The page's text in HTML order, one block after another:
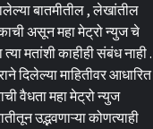
बातमीतील , लेखांतील
असून महा मेट्रो न्युज चे
मतांशी काहीही संबंध नाही .
दिलेल्या माहितीवर आधारित
वैधता महा मेट्रो न्युज
उद्भवणाऱ्या कोणत्याही